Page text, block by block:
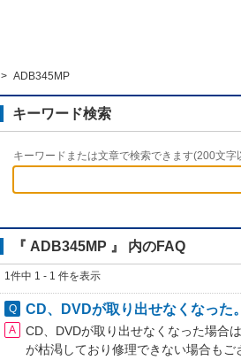
> ADB345MP
キーワード検索
キーワードまたは文章で検索できます(200文字
『 ADB345MP 』 内のFAQ
1件中 1 - 1 件を表示
CD、DVDが取り出せなくなった。
CD、DVDが取り出せなくなった場合
が枯渇しており修理できない場合も